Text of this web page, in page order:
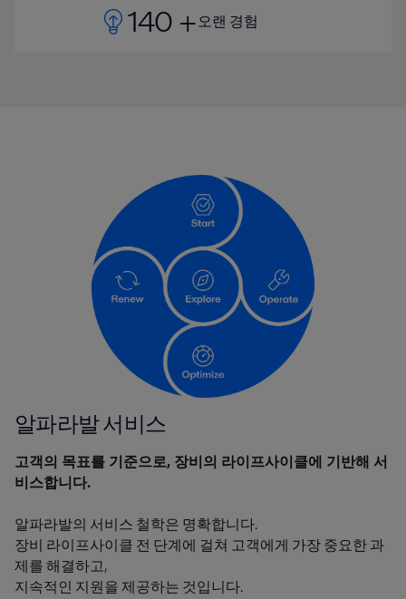
140 +오랜 경험
알파라발 서비스
고객의 목표를 기준으로, 장비의 라이프사이클에 기반해 서
비스합니다.
알파라발의 서비스 철학은 명확합니다.
장비 라이프사이클 전 단계에 걸쳐 고객에게 가장 중요한 과
제를 해결하고,
지속적인 지원을 제공하는 것입니다.